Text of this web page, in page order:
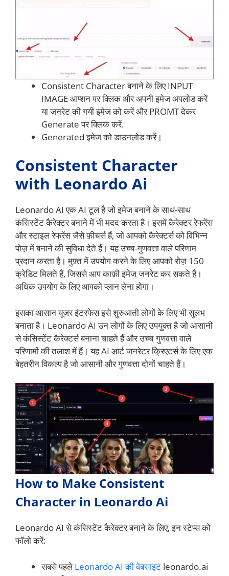
Consistent Character बनाने के लिए INPUT
IMAGE आप्शन पर क्लिक और अपनी इमेज अपलोड करें
या जनरेट की गयी इमेज को करें और PROMT देकर
Generate पर क्लिक करें.
Generated इमेज को डाउनलोड करें।
Consistent Character
with Leonardo Ai
Leonardo AI एक AI टूल है जो इमेज बनाने के साथ-साथ
कंसिस्टेंट कैरेक्टर बनाने में भी मदद करता है। इसमें कैरेक्टर रेफरेंस
और स्टाइल रेफरेंस जैसे फ़ीचर्स हैं, जो आपको कैरेक्टर्स को विभिन्न
पोज़ में बनाने की सुविधा देते हैं। यह उच्च-गुणवत्ता वाले परिणाम
प्रदान करता है। मुफ़्त में उपयोग करने के लिए आपको रोज़ 150
क्रेडिट मिलते हैं, जिससे आप काफ़ी इमेज जनरेट कर सकते हैं।
अधिक उपयोग के लिए आपको प्लान लेना होगा।
इसका आसान यूजर इंटरफेस इसे शुरुआती लोगों के लिए भी सुलभ
बनाता है। Leonardo AI उन लोगों के लिए उपयुक्त है जो आसानी
से कंसिस्टेंट कैरेक्टर्स बनाना चाहते हैं और उच्च गुणवत्ता वाले
परिणामों की तलाश में हैं। यह AI आर्ट जनरेटर क्रिएटर्स के लिए एक
बेहतरीन विकल्प है जो आसानी और गुणवत्ता दोनों चाहते हैं।
How to Make Consistent
Character in Leonardo Ai
Leonardo AI से कंसिस्टेंट कैरेक्टर बनाने के लिए, इन स्टेप्स को
फॉलो करें:
सबसे पहलेLeonardo AI की वेबसाइट leonardo.ai